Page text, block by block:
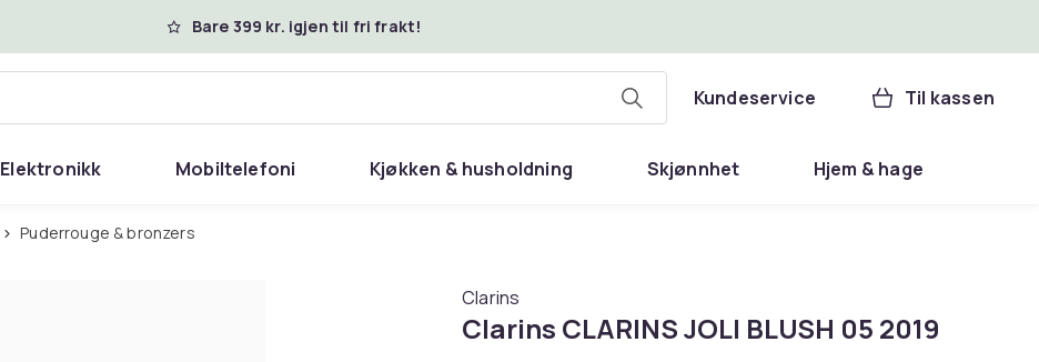
Bare 399 kr. igjen til fri frakt!
Kundeservice Til kassen
Elektronikk Mobiltelefoni Kjøkken & husholdning Skjønnhet Hjem & hage
Puderrouge & bronzers
Clarins
Clarins CLARINS JOLI BLUSH 05 2019